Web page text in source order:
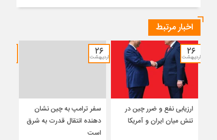
اخبار مرتبط
۲۶
اردیبهشت
ارزیابی نفع و ضرر چین در
تنش میان ایران و آمریکا
۲۶
اردیبهشت
سفر ترامپ به چین نشان
دهنده انتقال قدرت به شرق
است